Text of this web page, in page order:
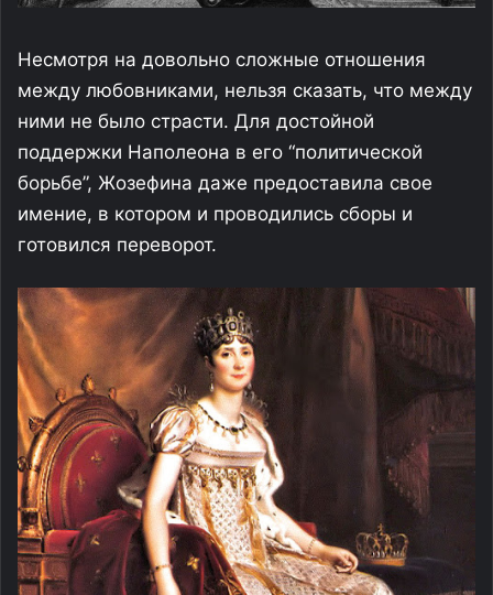
Несмотря на довольно сложные отношения
между любовниками, нельзя сказать, что между
ними не было страсти. Для достойной
поддержки Наполеона в его “политической
борьбе”, Жозефина даже предоставила свое
имение, в котором и проводились сборы и
готовился переворот.